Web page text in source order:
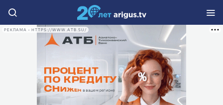
РЕКЛАМА • HTTPS://WWW.ATB.SU/